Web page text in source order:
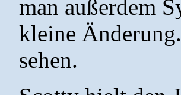
man außerdem
kleine
sehen.